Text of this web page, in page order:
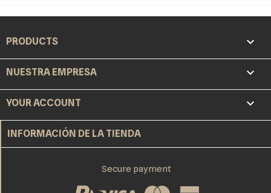
PRODUCTS 
NUESTRA EMPRESA 
YOUR ACCOUNT 
INFORMACIÓN DE LA TIENDA
Secure payment